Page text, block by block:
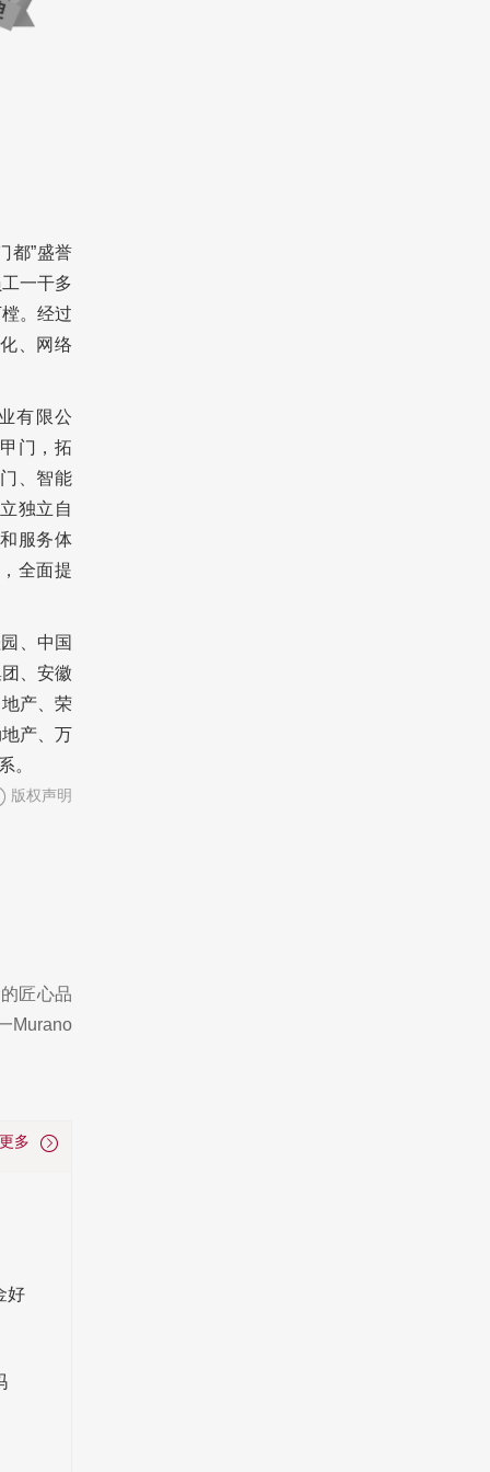
都”盛誉
一干多
。经过
、网络
有限公
门，拓
、智能
独立自
服务体
全面提
、中国
、安徽
产、荣
产、万
。
版权声明
匠心品
Murano
多
好